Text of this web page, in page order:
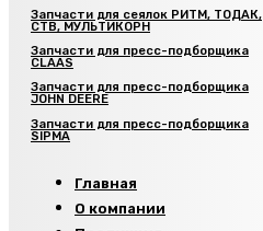
Запчасти для сеялок РИТМ, ТОДАК,
СТВ, МУЛЬТИКОРН
Запчасти для пресс-подборщика
CLAAS
Запчасти для пресс-подборщика
JOHN DEERE
Запчасти для пресс-подборщика
SIPMA
Главная
О компании